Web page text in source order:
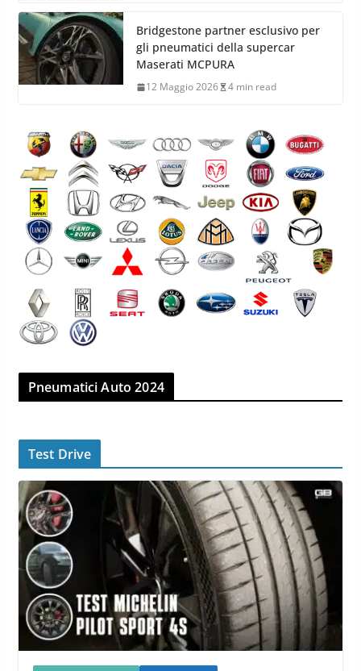
Bridgestone partner esclusivo per
gli pneumatici della supercar
Maserati MCPURA
12 Maggio 2026 4 min read
Pneumatici Auto 2024
Test Drive